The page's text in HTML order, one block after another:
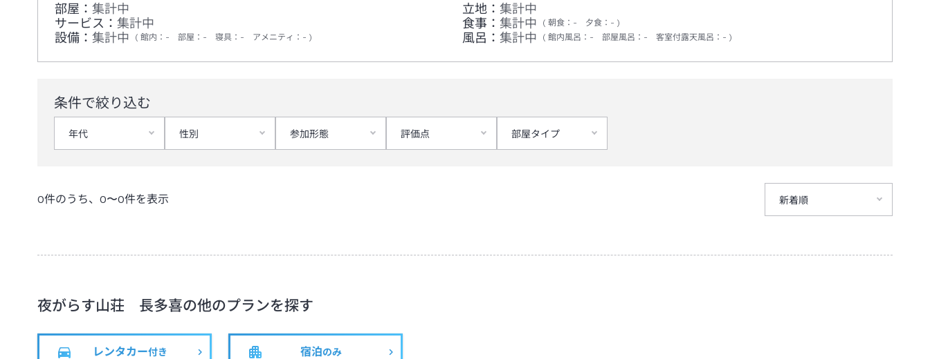
部屋： 集計中 立地： 集計中
サービス： 集計中 食事： 集計中 朝食 ： - 夕食 ： -
設備： 集計中 館内 ： - 部屋 ： - 寝具 ： - アメニティ ： - 風呂： 集計中 館内風呂 ： - 部屋風呂 ： - 客室付露天風呂 ： -
条件で絞り込む
年代 性別 参加形態 評価点 部屋タイプ
0件のうち、 0〜0件を表示 新着順
夜がらす山荘 長多喜の他のプランを探す
レンタカー付き 宿泊のみ